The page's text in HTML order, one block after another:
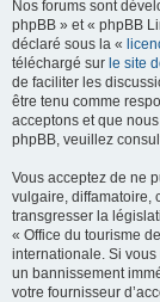
Nos forums sont
phpBB » et « phpBB
déclaré sous la «
téléchargé sur le site
de faciliter les
être tenu comme
acceptons et que
phpBB, veuillez
Vous acceptez de ne
vulgaire, diffamatoire,
transgresser la
« Office du tourisme
internationale. Si
un bannissement
votre fournisseur